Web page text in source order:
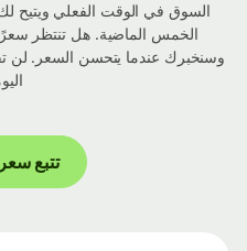
السوق في الوقت الفعلي ويتيح
الخمس الماضية. هل تنتظر سعرًا
وسنخبرك عندما يتحسن السعر. لن
تتبع سعر